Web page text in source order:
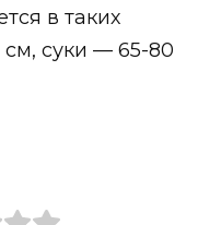
в таких
суки — 65-80